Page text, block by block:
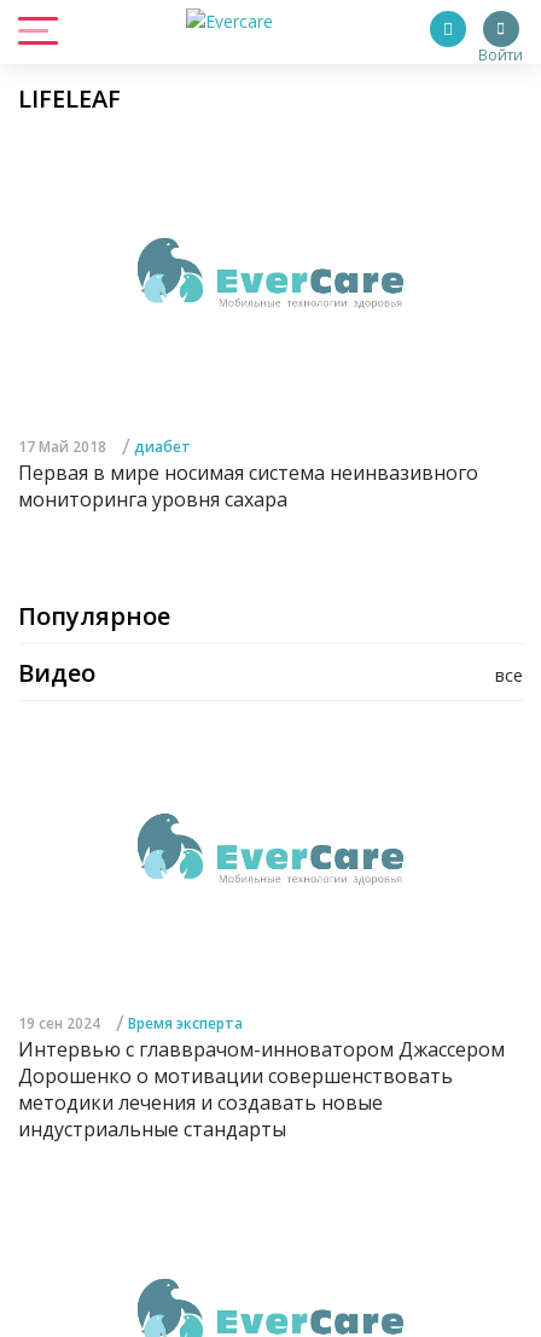
Войти
LIFELEAF
17 Май 2018 / диабет
Первая в мире носимая система неинвазивного
мониторинга уровня сахара
Популярное
все
Видео
19 сен 2024 / Время эксперта
Интервью с главврачом-инноватором Джассером
Дорошенко о мотивации совершенствовать
методики лечения и создавать новые
индустриальные стандарты